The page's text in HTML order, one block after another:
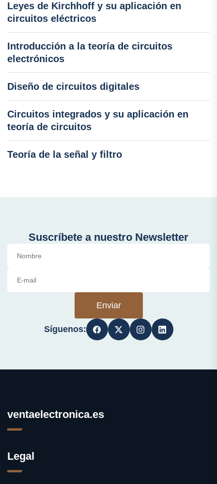
Leyes de Kirchhoff y su aplicación en
circuitos eléctricos
Introducción a la teoría de circuitos
electrónicos
Diseño de circuitos digitales
Circuitos integrados y su aplicación en
teoría de circuitos
Teoría de la señal y filtro
Suscríbete a nuestro Newsletter
Enviar
Síguenos:
ventaelectronica.es
Legal